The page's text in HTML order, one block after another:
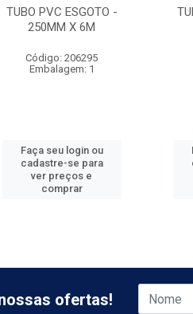
TUBO PVC ESGOTO -
250MM X 6M
Código: 206295
Embalagem: 1
Faça seu login ou
cadastre-se para
ver preços e
comprar
ofertas!